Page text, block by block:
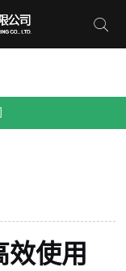
效使用